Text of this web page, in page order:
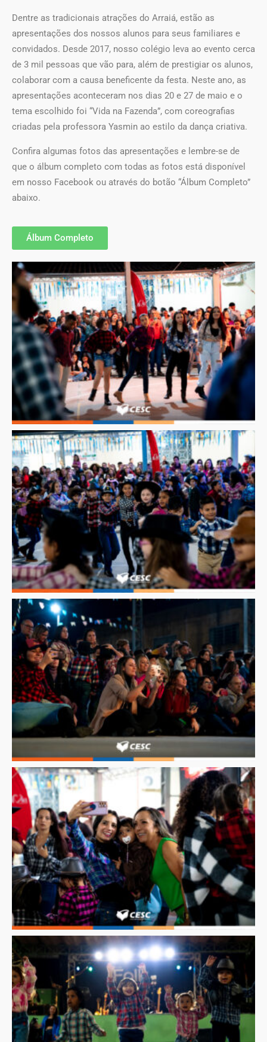
Dentre as tradicionais atrações do Arraiá, estão as
apresentações dos nossos alunos para seus familiares e
convidados. Desde 2017, nosso colégio leva ao evento cerca
de 3 mil pessoas que vão para, além de prestigiar os alunos,
colaborar com a causa beneficente da festa. Neste ano, as
apresentações aconteceram nos dias 20 e 27 de maio e o
tema escolhido foi “Vida na Fazenda”, com coreografias
criadas pela professora Yasmin ao estilo da dança criativa.
Confira algumas fotos das apresentações e lembre-se de
que o álbum completo com todas as fotos está disponível
em nosso Facebook ou através do botão “Álbum Completo”
abaixo.
Álbum Completo